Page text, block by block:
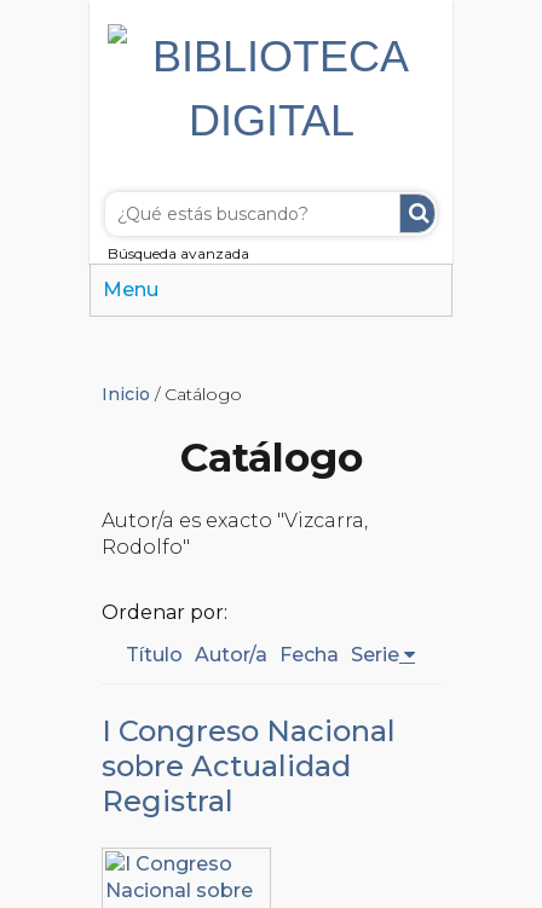
Búsqueda avanzada
Menu
Inicio / Catálogo
Catálogo
Autor/a es exacto "Vizcarra,
Rodolfo"
Ordenar por:
Título Autor/a Fecha Serie
I Congreso Nacional
sobre Actualidad
Registral